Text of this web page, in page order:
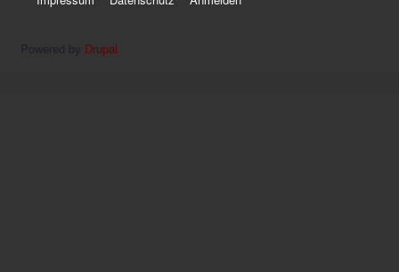
Drupal